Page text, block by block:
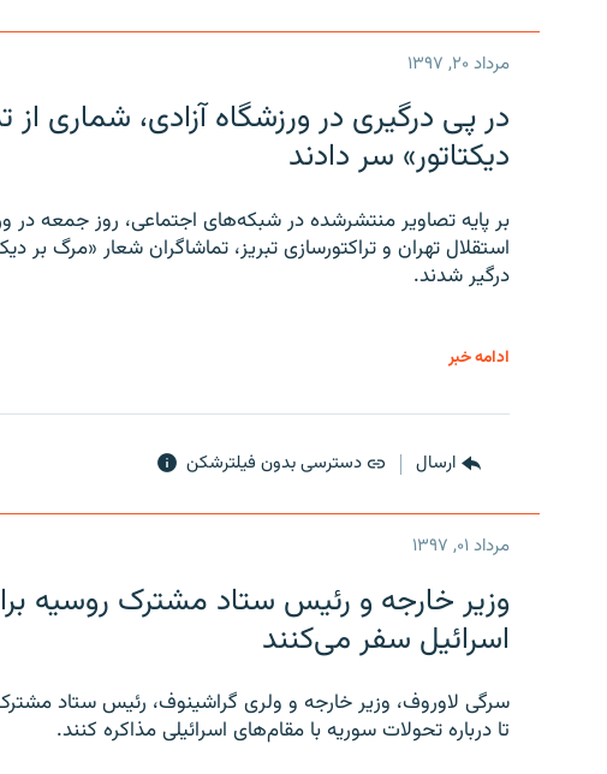
مرداد ۲۰, ۱۳۹۷
در پی درگیری در ورزشگاه آزادی، شماری
دیکتاتور» سر دادند
بر پایه تصاویر منتشرشده در شبکه‌های اجتماعی، روز جمعه در
استقلال تهران و تراکتورسازی تبریز، تماشاگران شعار «مرگ بر
درگیر شدند.
ادامه خبر
ارسال دسترسی بدون فیلترشکن
مرداد ۰۱, ۱۳۹۷
وزیر خارجه و رئیس‌ ستاد مشترک روسیه
اسرائیل سفر می‌کنند
سرگی لاوروف، وزیر خارجه و ولری گراشینوف، رئیس ستاد
تا درباره تحولات سوریه با مقام‌های اسرائیلی مذاکره کنند.